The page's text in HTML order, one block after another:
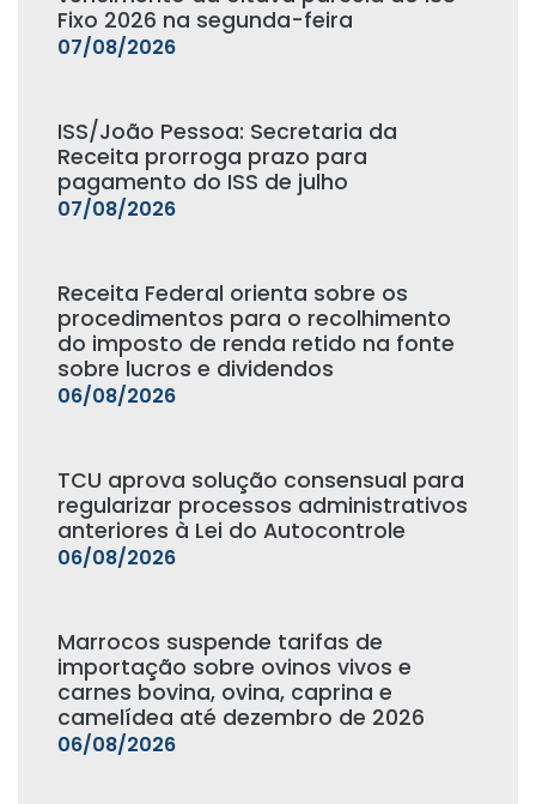
Fixo 2026 na segunda-feira
07/08/2026
ISS/João Pessoa: Secretaria da
Receita prorroga prazo para
pagamento do ISS de julho
07/08/2026
Receita Federal orienta sobre os
procedimentos para o recolhimento
do imposto de renda retido na fonte
sobre lucros e dividendos
06/08/2026
TCU aprova solução consensual para
regularizar processos administrativos
anteriores à Lei do Autocontrole
06/08/2026
Marrocos suspende tarifas de
importação sobre ovinos vivos e
carnes bovina, ovina, caprina e
camelídea até dezembro de 2026
06/08/2026